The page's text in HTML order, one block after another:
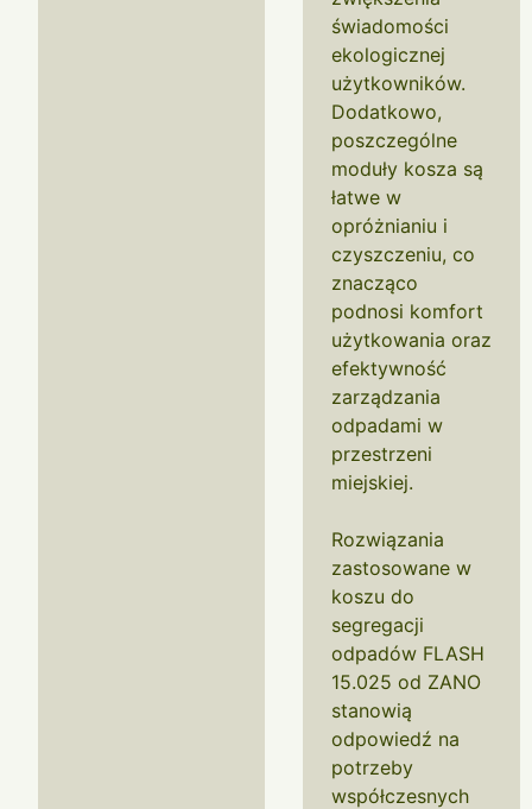
świadomości
ekologicznej
użytkowników.
Dodatkowo,
poszczególne
moduły kosza są
łatwe w
opróżnianiu i
czyszczeniu, co
znacząco
podnosi komfort
użytkowania oraz
efektywność
zarządzania
odpadami w
przestrzeni
miejskiej.
Rozwiązania
zastosowane w
koszu do
segregacji
odpadów FLASH
15.025 od ZANO
stanowią
odpowiedź na
potrzeby
współczesnych